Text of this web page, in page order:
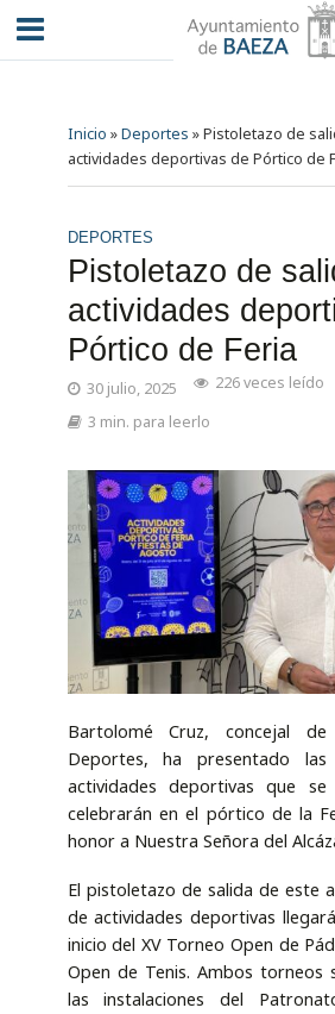
Inicio »Deportes »Pistoletazo de
actividades deportivas de Pórtico de
DEPORTES
Pistoletazo de
actividades
Pórtico de Feria
30 julio, 2025
226 veces leído
3 min. para leerlo
Bartolomé Cruz, concejal de
Deportes, ha presentado las
actividades deportivas que se
celebrarán en el pórtico de la
honor a Nuestra Señora del
El pistoletazo de salida de este
de actividades deportivas
inicio del XV Torneo Open de
Open de Tenis. Ambos torneos
las instalaciones del